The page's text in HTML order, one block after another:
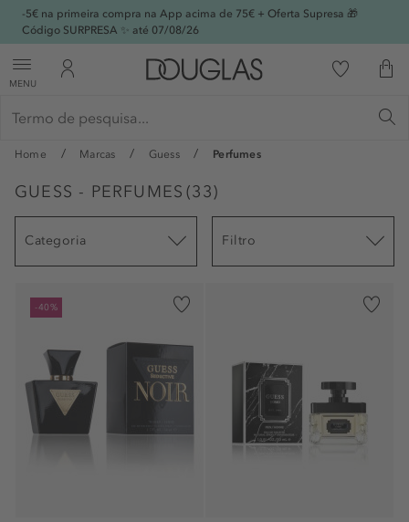
-5€ na primeira compra na App acima de 75€ + Oferta Supresa 🎁
Código SURPRESA ✨ até 07/08/26
MENU
Home Marcas Guess Perfumes
GUESS - PERFUMES (33)
Categoria Filtro
-40%